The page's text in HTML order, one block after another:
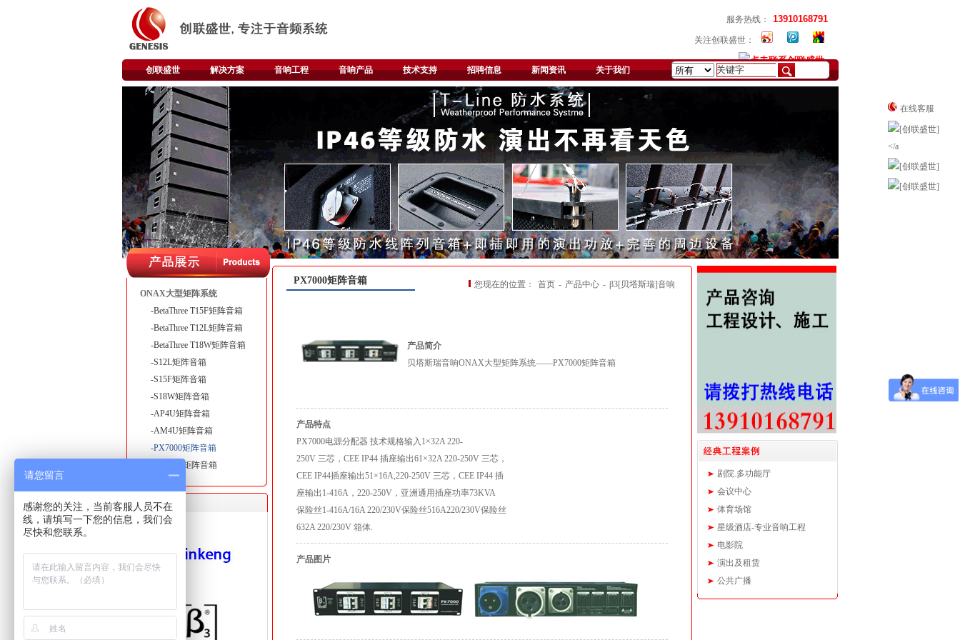
服务热线： 13910168791
关注创联盛世：
创联盛世 解决方案 音响工程 音响产品 技术支持 招聘信息 新闻资讯 关于我们
在线客服
ONAX大型矩阵系统
-BetaThree T15F矩阵音箱
-BetaThree T12L矩阵音箱
-BetaThree T18W矩阵音箱
-S12L矩阵音箱
-S15F矩阵音箱
-S18W矩阵音箱
-AP4U矩阵音箱
-AM4U矩阵音箱
-PX7000矩阵音箱
-PX-40K矩阵音箱
PX7000矩阵音箱 您现在的位置： 首页 - 产品中心 - β3[贝塔斯瑞]音响
产品简介
贝塔斯瑞音响ONAX大型矩阵系统——PX7000矩阵音箱
产品特点
PX7000电源分配器 技术规格输入1×32A 220-
250V 三芯，CEE IP44 插座输出61×32A 220-250V 三芯，
CEE IP44插座输出51×16A,220-250V 三芯，CEE IP44 插
座输出1-416A，220-250V，亚洲通用插座功率73KVA
保险丝1-416A/16A 220/230V保险丝516A220/230V保险丝
632A 220/230V 箱体.
产品图片
剧院.多功能厅
会议中心
体育场馆
星级酒店-专业音响工程
电影院
演出及租赁
公共广播
请您留言
感谢您的关注，当前客服人员不在
线，请填写一下您的信息，我们会
尽快和您联系。